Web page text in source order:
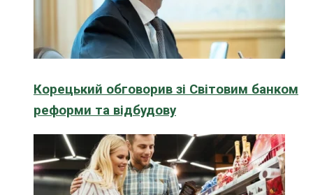
Корецький обговорив зі Світовим банком
реформи та відбудову